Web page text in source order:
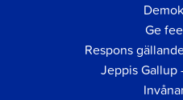
Ge
Respons
Jeppis Gallup